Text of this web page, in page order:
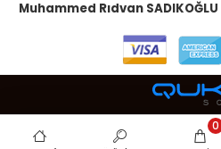
Muhammed Rıdvan SADIKOĞLU
0